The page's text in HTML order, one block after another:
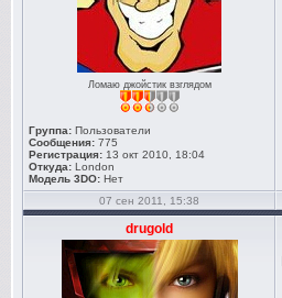
Ломаю джойстик взглядом
Группа: Пользователи
Сообщения: 775
Регистрация: 13 окт 2010, 18:04
Откуда: London
Модель 3DO: Нет
07 сен 2011, 15:38
drugold